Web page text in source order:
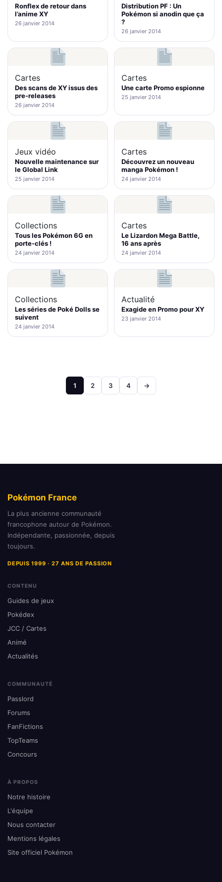
Ronflex de retour dans
l’anime XY
26 janvier 2014
Distribution PF : Un
Pokémon si anodin que ça
?
26 janvier 2014
Cartes
Des scans de XY issus des
pre-releases
26 janvier 2014
Cartes
Une carte Promo espionne
25 janvier 2014
Jeux vidéo
Nouvelle maintenance sur
le Global Link
25 janvier 2014
Cartes
Découvrez un nouveau
manga Pokémon !
24 janvier 2014
Collections
Tous les Pokémon 6G en
porte-clés !
24 janvier 2014
Cartes
Le Lizardon Mega Battle,
16 ans après
24 janvier 2014
Collections
Les séries de Poké Dolls se
suivent
24 janvier 2014
Actualité
Exagide en Promo pour XY
23 janvier 2014
Pagination
1 2 3 4 →
Pokémon France
La plus ancienne communauté
francophone autour de Pokémon.
Indépendante, passionnée, depuis
toujours.
DEPUIS 1999 · 27 ANS DE PASSION
CONTENU
Guides de jeux
Pokédex
JCC / Cartes
Animé
Actualités
COMMUNAUTÉ
Passlord
Forums
FanFictions
TopTeams
Concours
À PROPOS
Notre histoire
L'équipe
Nous contacter
Mentions légales
Site officiel Pokémon